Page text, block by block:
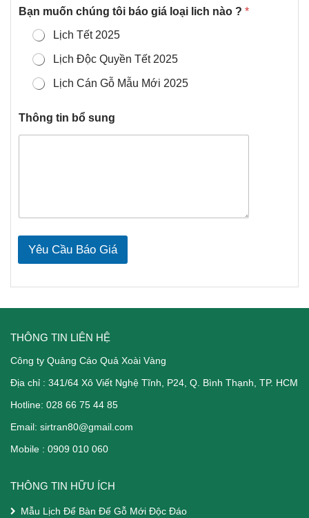
Bạn muốn chúng tôi báo giá loại lich nào ? *
Lịch Tết 2025
Lịch Độc Quyền Tết 2025
Lịch Cán Gỗ Mẫu Mới 2025
Thông tin bổ sung
Yêu Cầu Báo Giá
THÔNG TIN LIÊN HỆ
Công ty Quảng Cáo Quả Xoài Vàng
Địa chỉ : 341/64 Xô Viết Nghệ Tĩnh , P24, Q. Bình Thạnh, TP. HCM
Hotline: 028 66 75 44 85
Email: sirtran80@gmail.com
Mobile : 0909 010 060
THÔNG TIN HỮU ÍCH
Mẫu Lịch Để Bàn Đế Gỗ Mới Độc Đáo